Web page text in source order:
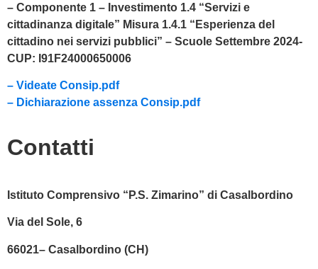
– Componente 1 – Investimento 1.4 “Servizi e
cittadinanza digitale” Misura 1.4.1 “Esperienza del
cittadino nei servizi pubblici” – Scuole Settembre 2024-
CUP: I91F24000650006
– Videate Consip.pdf
– Dichiarazione assenza Consip.pdf
Contatti
Istituto Comprensivo “P.S. Zimarino” di Casalbordino
Via del Sole, 6
66021– Casalbordino (CH)